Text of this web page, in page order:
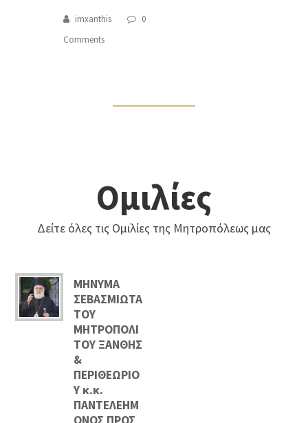
imxanthis
0
Comments
Ομιλίες
Δείτε όλες τις Ομιλίες της Μητροπόλεως μας
ΜΗΝΥΜΑ
ΣΕΒΑΣΜΙΩΤΑ
ΤΟΥ
ΜΗΤΡΟΠΟΛΙ
ΤΟΥ ΞΑΝΘΗΣ
&
ΠΕΡΙΘΕΩΡΙΟ
Υ κ.κ.
ΠΑΝΤΕΛΕΗΜ
ΟΝΟΣ ΠΡΟΣ